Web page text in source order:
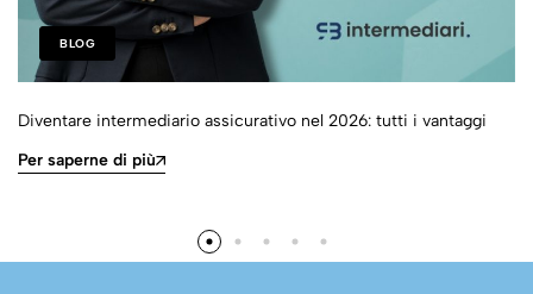
BLOG
Diventare intermediario assicurativo nel 2026: tutti i vantaggi
Per saperne di più